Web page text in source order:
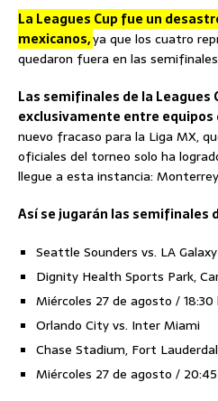
La Leagues Cup fue un
mexicanos,ya que los cuatro
quedaron fuera en las
Las semifinales de la Leagues
exclusivamente entre equipos
nuevo fracaso para la Liga MX,
oficiales del torneo solo ha
llegue a esta instancia:
Así se jugarán las semifinales
Seattle Sounders vs. LA Galaxy
Dignity Health Sports Park,
Miércoles 27 de agosto / 18:30
Orlando City vs. Inter Miami
Chase Stadium, Fort
Miércoles 27 de agosto /